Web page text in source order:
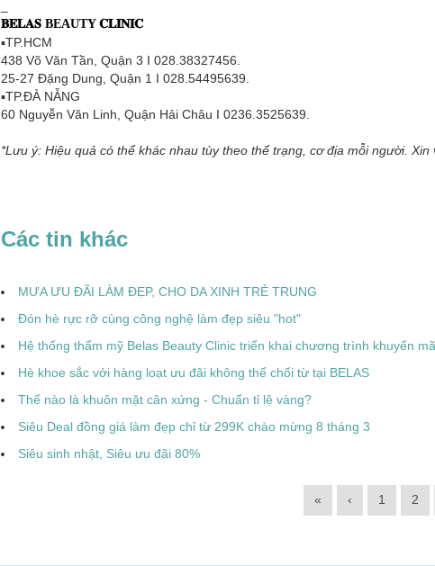
𝐁𝐄𝐋𝐀𝐒 BEAUTY 𝐂𝐋𝐈𝐍𝐈𝐂
▪TP.HCM
438 Võ Văn Tần, Quận 3 I 028.38327456.
25-27 Đặng Dung, Quận 1 I 028.54495639.
▪TP.ĐÀ NẴNG
60 Nguyễn Văn Linh, Quận Hải Châu I 0236.3525639.
*Lưu ý: Hiệu quả có thể khác nhau tùy theo thể trạng, cơ địa mỗi người.
Các tin khác
MƯA ƯU ĐÃI LÀM ĐẸP, CHO DA XINH TRẺ TRUNG
Đón hè rực rỡ cùng công nghệ làm đẹp siêu "hot"
Hệ thống thẩm mỹ Belas Beauty Clinic triển khai chương trình khuyến
Hè khoe sắc với hàng loạt ưu đãi không thể chối từ tại BELAS
Thế nào là khuôn mặt cân xứng - Chuẩn tỉ lệ vàng?
Siêu Deal đồng giá làm đẹp chỉ từ 299K chào mừng 8 tháng 3
Siêu sinh nhật, Siêu ưu đãi 80%
« ‹ 1 2